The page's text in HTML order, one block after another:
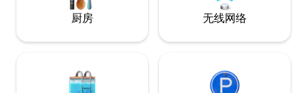
厨房 无线网络